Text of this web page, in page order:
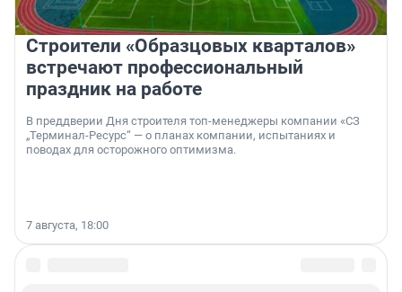
Строители «Образцовых кварталов»
встречают профессиональный
праздник на работе
В преддверии Дня строителя топ-менеджеры компании «СЗ
„Терминал-Ресурс“ — о планах компании, испытаниях и
поводах для осторожного оптимизма.
7 августа, 18:00